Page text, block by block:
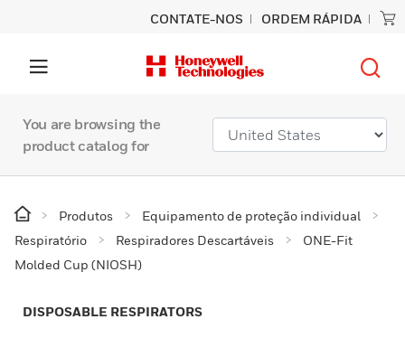
CONTATE-NOS ORDEM RÁPIDA
You are browsing the
product catalog for
Produtos
Equipamento de proteção individual
Respiratório
Respiradores Descartáveis
ONE-Fit
Molded Cup (NIOSH)
DISPOSABLE RESPIRATORS